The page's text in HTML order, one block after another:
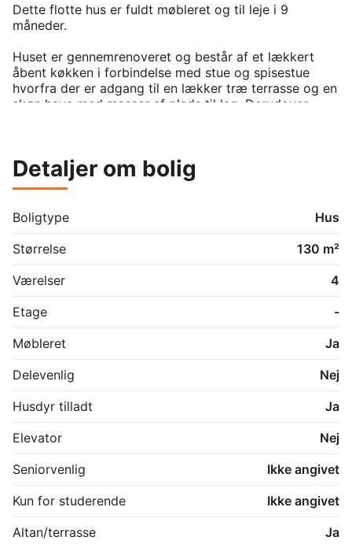
Dette flotte hus er fuldt møbleret og til leje i 9
måneder.
Huset er gennemrenoveret og består af et lækkert
åbent køkken i forbindelse med stue og spisestue
hvorfra der er adgang til en lækker træ terrasse og en
skøn have med masser af plads til leg. Derudover
bryggers.
kvarter med kort afstand til Valhøj Skole,
daginstitutioner og Rødovre Bibliotek.
Indkøbsmuligheder som Netto og Lidl ligger inden for
med butikker, spisesteder og biograf nås nemt til fods
områder som Vestvolden og Damhussøen, ideelle til
gåture og udendørsaktiviteter. Der er gode offentlige
transportmuligheder med busforbindelser og Rødovre
fra København.
Detaljer om bolig
Boligtype
Hus
Størrelse
130 m²
Værelser
4
Etage
-
Møbleret
Ja
Delevenlig
Nej
Husdyr tilladt
Ja
Elevator
Nej
Seniorvenlig
Ikke angivet
Kun for studerende
Ikke angivet
Altan/terrasse
Ja